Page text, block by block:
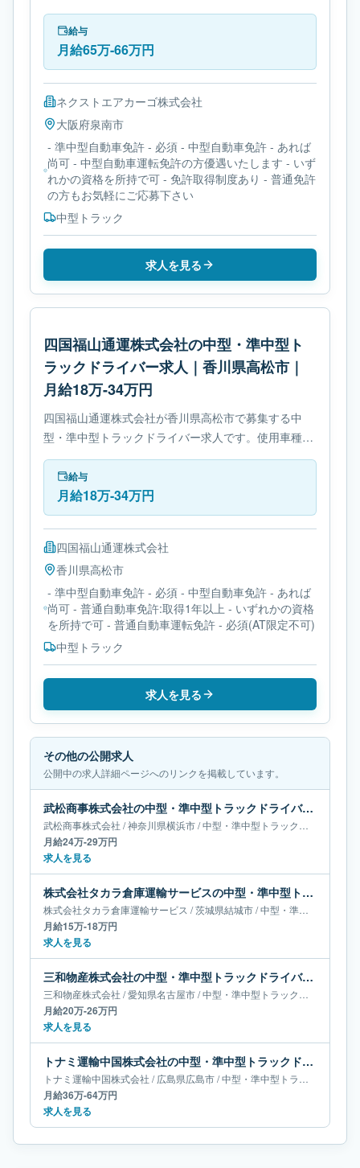
種は中型トラックです。勤務時間は- 変形労働時間制
です。必要免許は- 準中型自動車免許です。
給与
月給65万-66万円
ネクストエアカーゴ株式会社
大阪府泉南市
- 準中型自動車免許 - 必須 - 中型自動車免許 - あれば
尚可 - 中型自動車運転免許の方優遇いたします - いず
れかの資格を所持で可 - 免許取得制度あり - 普通免許
の方もお気軽にご応募下さい
中型トラック
求人を見る
四国福山通運株式会社の中型・準中型ト
ラックドライバー求人｜香川県高松市｜
月給18万-34万円
四国福山通運株式会社が香川県高松市で募集する中
型・準中型トラックドライバー求人です。使用車種は
中型トラックです。勤務時間は- 変形労働時間制で
す。必要免許は- 準中型自動車免許です。
給与
月給18万-34万円
四国福山通運株式会社
香川県高松市
- 準中型自動車免許 - 必須 - 中型自動車免許 - あれば
尚可 - 普通自動車免許:取得1年以上 - いずれかの資格
を所持で可 - 普通自動車運転免許 - 必須(AT限定不可)
中型トラック
求人を見る
その他の公開求人
公開中の求人詳細ページへのリンクを掲載しています。
武松商事株式会社の中型・準中型トラックドライバー求人｜神奈川県横浜市｜月給24万-29万円
武松商事株式会社 /神奈川県横浜市/中型・準中型トラックドライバー
月給24万-29万円
求人を見る
株式会社タカラ倉庫運輸サービスの中型・準中型トラックドライバー求人｜茨城県結城市｜月給15万-18万円
株式会社タカラ倉庫運輸サービス /茨城県結城市/中型・準中型トラックドライバー
月給15万-18万円
求人を見る
三和物産株式会社の中型・準中型トラックドライバー求人｜愛知県名古屋市｜月給20万-26万円
三和物産株式会社 /愛知県名古屋市/中型・準中型トラックドライバー
月給20万-26万円
求人を見る
トナミ運輸中国株式会社の中型・準中型トラックドライバー求人｜広島県広島市｜月給36万-64万円
トナミ運輸中国株式会社 /広島県広島市/中型・準中型トラックドライバー
月給36万-64万円
求人を見る